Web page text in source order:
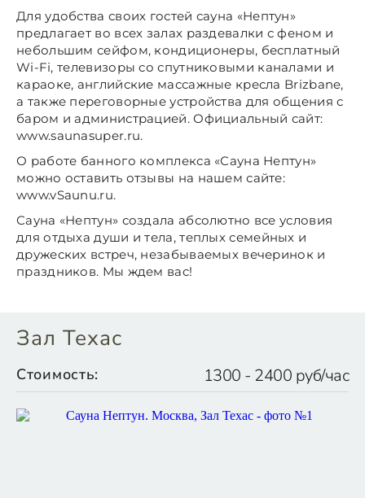
Для удобства своих гостей сауна «Нептун»
предлагает во всех залах раздевалки с феном и
небольшим сейфом, кондиционеры, бесплатный
Wi-Fi, телевизоры со спутниковыми каналами и
караоке, английские массажные кресла Brizbane,
а также переговорные устройства для общения с
баром и администрацией. Официальный сайт:
www.saunasuper.ru.
О работе банного комплекса «Сауна Нептун»
можно оставить отзывы на нашем сайте:
www.vSaunu.ru.
Сауна «Нептун» создала абсолютно все условия
для отдыха души и тела, теплых семейных и
дружеских встреч, незабываемых вечеринок и
праздников. Мы ждем вас!
Зал Техас
Стоимость: 1300 - 2400 руб/час